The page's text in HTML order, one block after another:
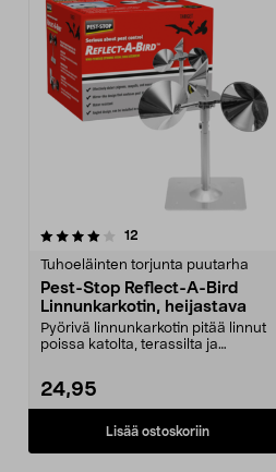
12
Tuhoeläinten torjunta puutarha
Pest-Stop Reflect-A-Bird
Linnunkarkotin, heijastava
Pyörivä linnunkarkotin pitää linnut
poissa katolta, terassilta ja
24,95
Lisää ostoskoriin
4.0 viidestä